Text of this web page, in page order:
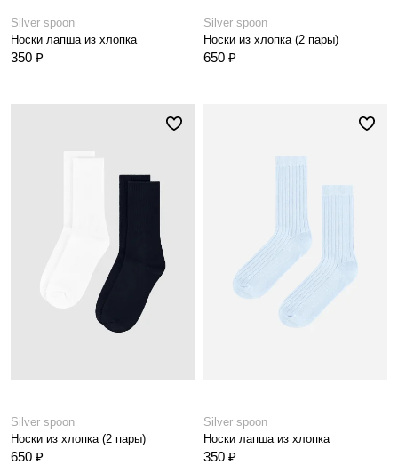
Silver spoon
Носки лапша из хлопка
350 ₽
Silver spoon
Носки из хлопка (2 пары)
650 ₽
Silver spoon
Носки из хлопка (2 пары)
650 ₽
Silver spoon
Носки лапша из хлопка
350 ₽